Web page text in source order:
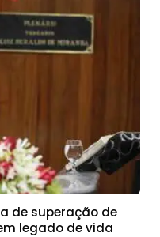
de superação de
legado de vida